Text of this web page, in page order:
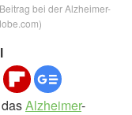
bei der Alzheimer-
Alzheimer-